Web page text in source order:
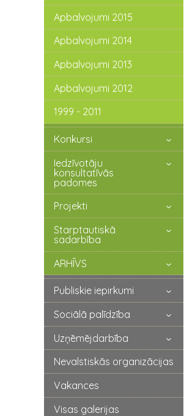
Apbalvojumi 2015
Apbalvojumi 2014
Apbalvojumi 2013
Apbalvojumi 2012
1999 - 2011
Konkursi
Iedzīvotāju
konsultatīvās
padomes
Projekti
Starptautiskā
sadarbība
ARHĪVS
Publiskie iepirkumi
Sociālā palīdzība
Uzņēmējdarbība
Nevalstiskās organizācijas
Vakances
Visas galerijas